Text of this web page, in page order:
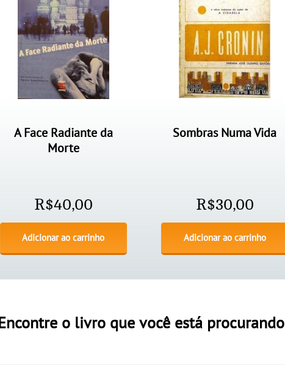
A Face Radiante da
Morte
R$40,00
Adicionar ao carrinho
Sombras Numa Vida
R$30,00
Adicionar ao carrinho
Encontre o livro que você está procurando